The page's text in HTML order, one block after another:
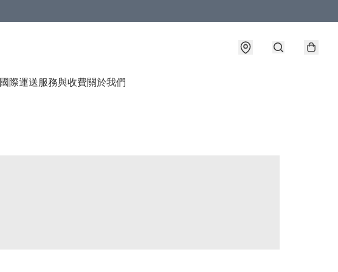
國際運送服務與收費關於我們